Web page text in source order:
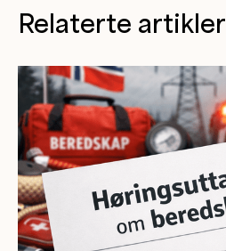
Relaterte artikler